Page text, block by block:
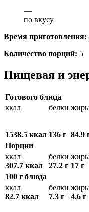
—
по вкусу
Время приготовления:
Количество порций: 5
Пищевая и
Готового блюда
ккал
1538.5 ккал
белки
136 г 84.9
Порции
ккал
307.7 ккал
белки
27.2 г 17 г
100 г блюда
ккал
82.7 ккал
белки
7.3 г
4.6 г